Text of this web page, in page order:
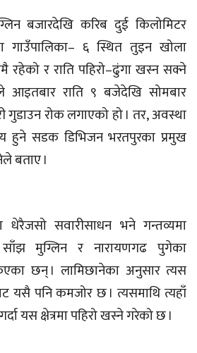
बजारदेखि करिब दुई किलोमिटर
गाउँपालिका– ६ स्थित तुइन खोला
र राति पहिरो–ढुंगा खस्न सक्ने
आइतबार राति ९ बजेदेखि सोमबार
गुडाउन रोक लगाएको हो । तर, अवस्था
हुने सडक डिभिजन भरतपुरका प्रमुख
बताए ।
सवारीसाधन भने गन्तव्यमा
मुग्लिन र नारायणगढ पुगेका
छन् । लामिछानेका अनुसार त्यस
यसै पनि कमजोर छ । त्यसमाथि त्यहाँ
यस क्षेत्रमा पहिरो खस्ने गरेको छ ।